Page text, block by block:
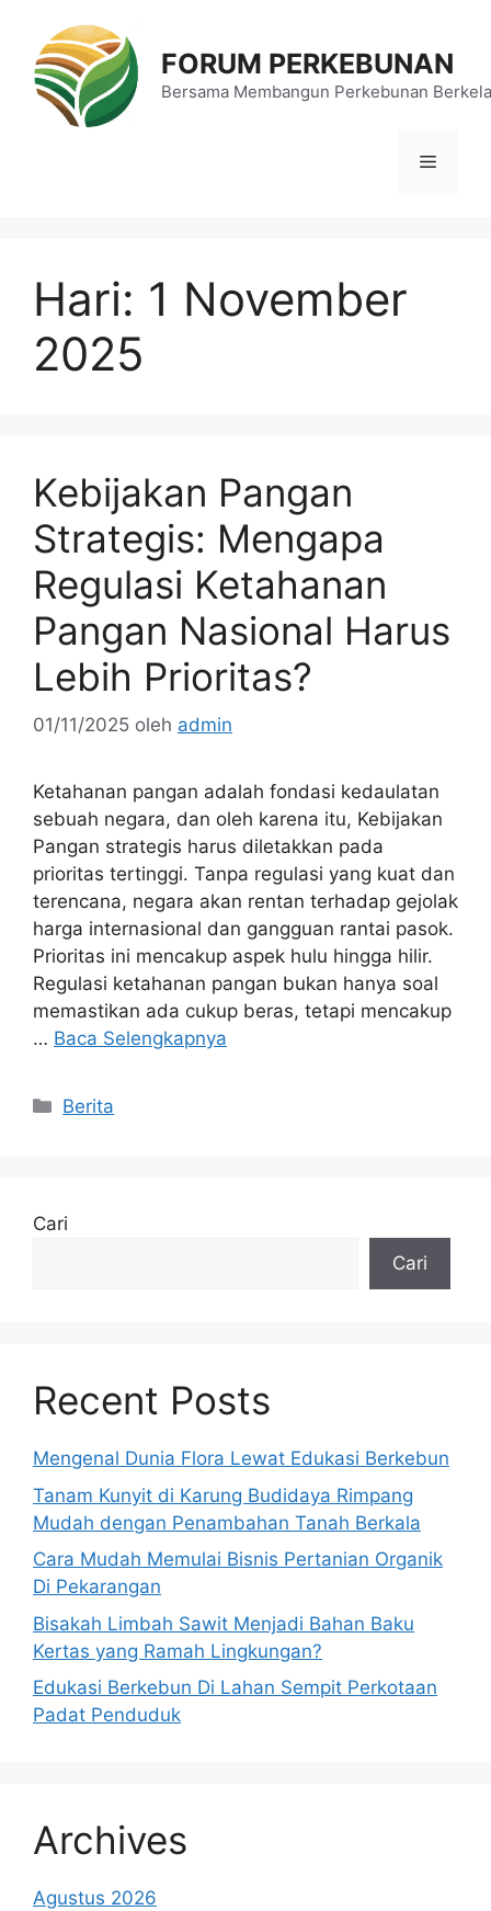
FORUM PERKEBUNAN
Bersama Membangun Perkebunan
Menu
Hari: 1 November
2025
Kebijakan Pangan
Strategis: Mengapa
Regulasi Ketahanan
Pangan Nasional Harus
Lebih Prioritas?
01/11/2025 oleh admin
Ketahanan pangan adalah fondasi kedaulatan
sebuah negara, dan oleh karena itu, Kebijakan
Pangan strategis harus diletakkan pada
prioritas tertinggi. Tanpa regulasi yang kuat dan
terencana, negara akan rentan terhadap gejolak
harga internasional dan gangguan rantai pasok.
Prioritas ini mencakup aspek hulu hingga hilir.
Regulasi ketahanan pangan bukan hanya soal
memastikan ada cukup beras, tetapi mencakup
… Baca Selengkapnya
Kategori
Berita
Cari
Cari
Recent Posts
Mengenal Dunia Flora Lewat Edukasi Berkebun
Tanam Kunyit di Karung Budidaya Rimpang
Mudah dengan Penambahan Tanah Berkala
Cara Mudah Memulai Bisnis Pertanian Organik
Di Pekarangan
Bisakah Limbah Sawit Menjadi Bahan Baku
Kertas yang Ramah Lingkungan?
Edukasi Berkebun Di Lahan Sempit Perkotaan
Padat Penduduk
Archives
Agustus 2026